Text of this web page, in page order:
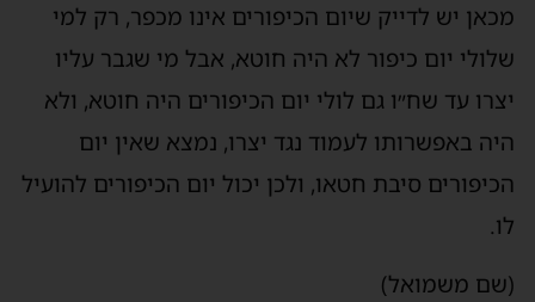
מכאן יש לדייק שיום הכיפורים אינו מכפר, רק למי
שלולי יום כיפור לא היה חוטא, אבל מי שגבר עליו
יצרו עד שח״ו גם לולי יום הכיפורים היה חוטא, ולא
היה באפשרותו לעמוד נגד יצרו, נמצא שאין יום
הכיפורים סיבת חטאו, ולכן יכול יום הכיפורים להועיל
לו.
(שם משמואל)